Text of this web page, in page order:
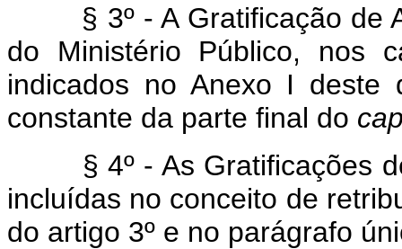
§ 3º - A Gratificação de
do Ministério Público, nos
indicados no Anexo I deste
constante da parte final do
§ 4º - As Gratificações
incluídas no conceito de
do artigo 3º e no parágrafo